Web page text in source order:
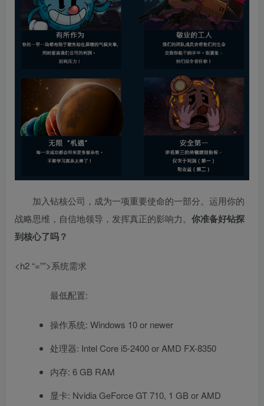
加入钻核公司，成为一项重要使命的一部分。运用你的
战略思维，自信地领导，发挥真正的影响力。 你准备好钻探
到核心了吗？
<h2 “=””>系统需求
最低配置:
操作系统: Windows 10 or newer
处理器: Intel Core i5-2400 or AMD FX-8350
内存: 6 GB RAM
显卡: Nvidia GeForce GT 710, 1 GB or AMD